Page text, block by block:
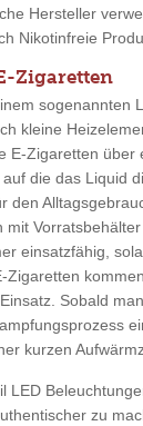
Hersteller
Nikotinfreie
Zigaretten
sogenannten
kleine
E-Zigaretten über
die das Liquid
den
einsatzfähig,
Zigaretten
Sobald
kurzen
LED
zu